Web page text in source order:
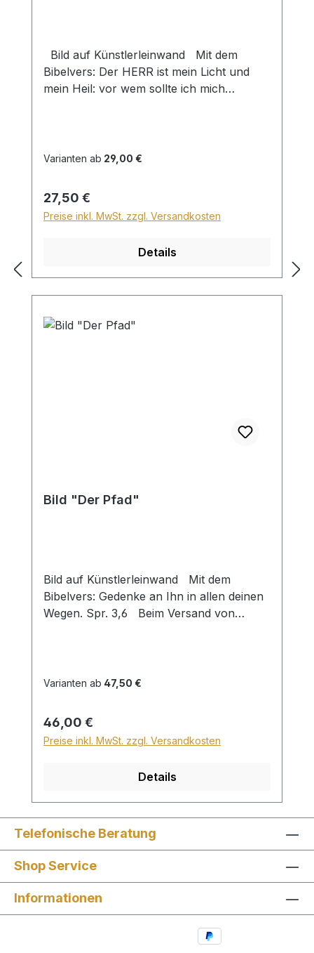
Bild auf Künstlerleinwand Mit dem
Bibelvers: Der HERR ist mein Licht und
mein Heil: vor wem sollte ich mich
Format Breite 60 und/oder Länge 120cm
Deutschlands ein Zuschlag für Sperrgut in
Höhe von 28,99€ berechnet. Für den
Versand ins Ausland beträgt der
Varianten ab 29,00 €
Regulärer Preis:
27,50 €
Preise inkl. MwSt. zzgl. Versandkosten
Details
Bild "Der Pfad"
Bild auf Künstlerleinwand Mit dem
Bibelvers: Gedenke an Ihn in allen deinen
Wegen. Spr. 3,6 Beim Versand von
Sperrgut in Höhe von 28,99€ berechnet.
Sperrgutzuschlag 30€.
Varianten ab 47,50 €
Regulärer Preis:
46,00 €
Preise inkl. MwSt. zzgl. Versandkosten
Details
Telefonische Beratung
Shop Service
Informationen